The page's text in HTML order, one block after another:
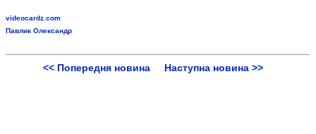
videocardz.com
Павлик Олександр
<< Попередня новина Наступна новина >>